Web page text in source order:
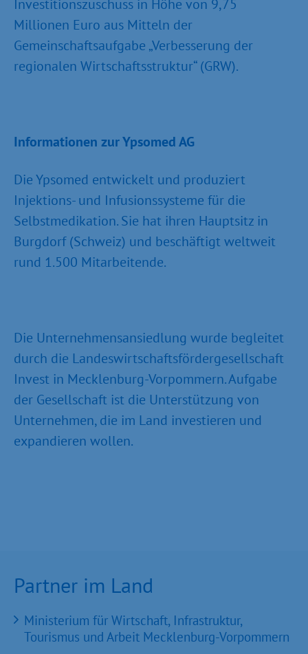
Investitionszuschuss in Höhe von 9,75
Millionen Euro aus Mitteln der
Gemeinschaftsaufgabe „Verbesserung der
regionalen Wirtschaftsstruktur“ (GRW).
Informationen zur Ypsomed AG
Die Ypsomed entwickelt und produziert
Injektions- und Infusionssysteme für die
Selbstmedikation. Sie hat ihren Hauptsitz in
Burgdorf (Schweiz) und beschäftigt weltweit
rund 1.500 Mitarbeitende.
Die Unternehmensansiedlung wurde begleitet
durch die Landeswirtschaftsfördergesellschaft
Invest in Mecklenburg-Vorpommern. Aufgabe
der Gesellschaft ist die Unterstützung von
Unternehmen, die im Land investieren und
expandieren wollen.
Partner im Land
Ministerium für Wirtschaft, Infrastruktur,
Tourismus und Arbeit Mecklenburg-Vorpommern